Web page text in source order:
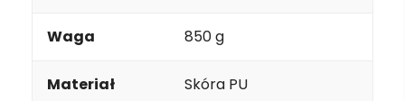
Waga 850 g
Materiał Skóra PU